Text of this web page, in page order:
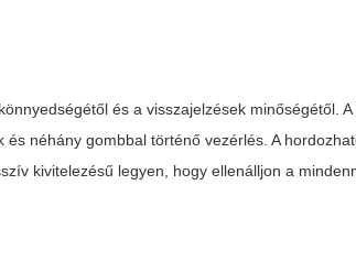
és a visszajelzések minőségétől. A
néhány gombbal történő vezérlés. A
kivitelezésű legyen, hogy ellenálljon a